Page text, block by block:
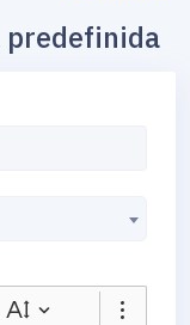
predefinida